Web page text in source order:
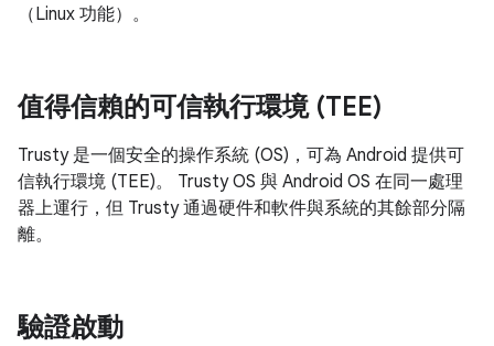
（Linux 功能）。
值得信賴的可信執行環境 (TEE)
Trusty 是一個安全的操作系統 (OS)，可為 Android 提供可
信執行環境 (TEE)。 Trusty OS 與 Android OS 在同一處理
器上運行，但 Trusty 通過硬件和軟件與系統的其餘部分隔
離。
驗證啟動